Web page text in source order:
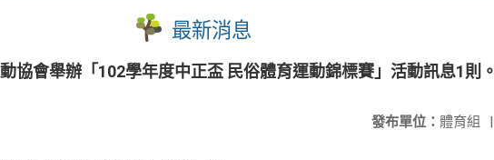
最新消息
協會舉辦「102學年度中正盃 民俗體育運動錦標賽」活動訊息1則。
發布單位： 體育組 |